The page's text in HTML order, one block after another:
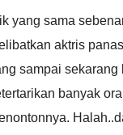
yang sama
aktris
sampai
banyak